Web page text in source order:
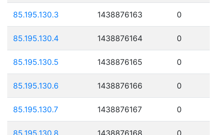
85.195.130.3 1438876163 0
85.195.130.4 1438876164 0
85.195.130.5 1438876165 0
85.195.130.6 1438876166 0
85.195.130.7 1438876167 0
85.195.130.8 1438876168 0